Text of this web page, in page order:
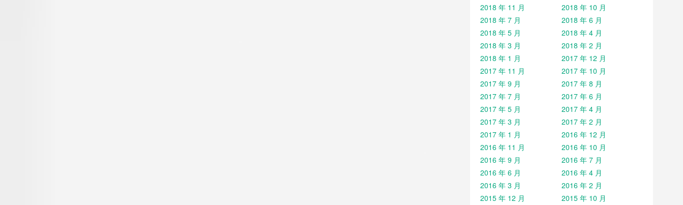
2018 年 11 月
2018 年 10 月
2018 年 7 月
2018 年 6 月
2018 年 5 月
2018 年 4 月
2018 年 3 月
2018 年 2 月
2018 年 1 月
2017 年 12 月
2017 年 11 月
2017 年 10 月
2017 年 9 月
2017 年 8 月
2017 年 7 月
2017 年 6 月
2017 年 5 月
2017 年 4 月
2017 年 3 月
2017 年 2 月
2017 年 1 月
2016 年 12 月
2016 年 11 月
2016 年 10 月
2016 年 9 月
2016 年 7 月
2016 年 6 月
2016 年 4 月
2016 年 3 月
2016 年 2 月
2015 年 12 月
2015 年 10 月